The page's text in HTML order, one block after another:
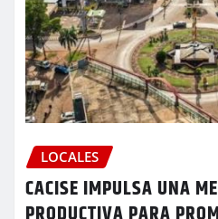
LOCALES
CACISE IMPULSA UNA